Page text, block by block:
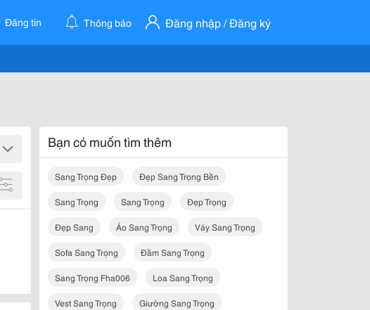
Đăng tin Thông báo Đăng nhập / Đăng ký
Bạn có muốn tìm thêm
Sang Trọng Đẹp Đẹp Sang Trọng Bền
Sang Trọng Sang Trọng Đẹp Trọng
Đẹp Sang Áo Sang Trọng Váy Sang Trọng
Sofa Sang Trọng Đầm Sang Trọng
Sang Trọng Fha006 Loa Sang Trọng
Vest Sang Trọng Giường Sang Trọng